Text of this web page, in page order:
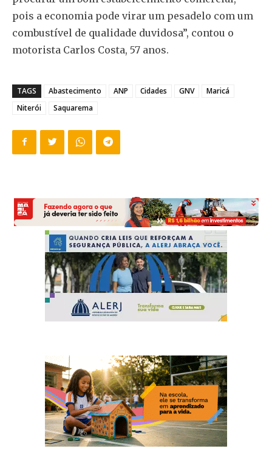
pois a economia pode virar um pesadelo com um
combustível de qualidade duvidosa”, contou o
motorista Carlos Costa, 57 anos.
TAGS Abastecimento ANP Cidades GNV
Maricá
Niterói
Saquarema